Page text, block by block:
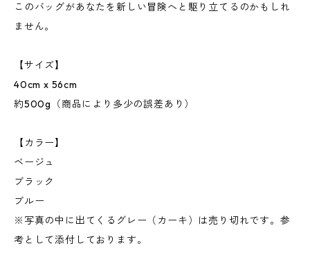
このバッグがあなたを新しい冒険へと駆り立てるのかもしれ
ません。
【サイズ】
40cm x 56cm
約500g（商品により多少の誤差あり）
【カラー】
ベージュ
ブラック
ブルー
※写真の中に出てくるグレー（カーキ）は売り切れです。参
考として添付しております。